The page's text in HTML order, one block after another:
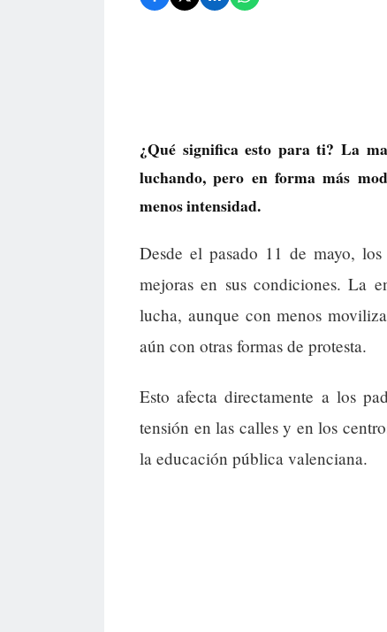
¿Qué significa esto para ti? La
luchando, pero en forma más
menos intensidad.
Desde el pasado 11 de mayo,
mejoras en sus condiciones. La
lucha, aunque con menos
aún con otras formas de protesta.
Esto afecta directamente a los
tensión en las calles y en los
la educación pública valenciana.